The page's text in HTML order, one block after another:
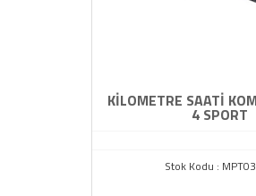
KİLOMETRE SAATİ
4 SPORT
Stok Kodu :